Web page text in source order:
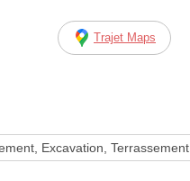
Trajet Maps
Excavation, Terrassement